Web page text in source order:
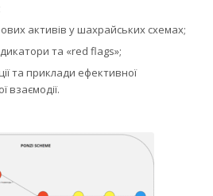
активів у шахрайських схемах;
та «red flags»;
та приклади ефективної
взаємодії.